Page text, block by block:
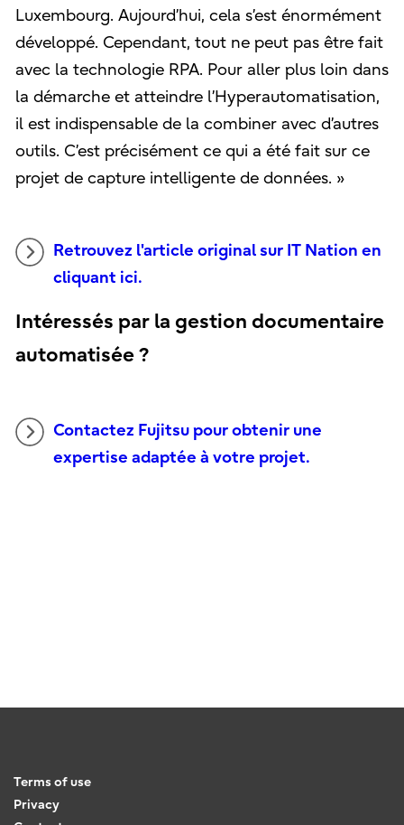
Luxembourg. Aujourd’hui, cela s’est énormément
développé. Cependant, tout ne peut pas être fait
avec la technologie RPA. Pour aller plus loin dans
la démarche et atteindre l’Hyperautomatisation,
il est indispensable de la combiner avec d’autres
outils. C’est précisément ce qui a été fait sur ce
projet de capture intelligente de données. »
Retrouvez l'article original sur IT Nation en
cliquant ici.
Intéressés par la gestion documentaire
automatisée ?
Contactez Fujitsu pour obtenir une
expertise adaptée à votre projet.
Terms of use
Privacy